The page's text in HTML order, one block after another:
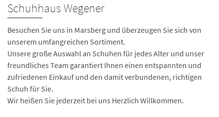
Schuhhaus Wegener
Besuchen Sie uns in Marsberg und überzeugen Sie sich von
unserem umfangreichen Sortiment.
Unsere große Auswahl an Schuhen für jedes Alter und unser
freundliches Team garantiert Ihnen einen entspannten und
zufriedenen Einkauf und den damit verbundenen, richtigen
Schuh für Sie.
Wir heißen Sie jederzeit bei uns Herzlich Willkommen.